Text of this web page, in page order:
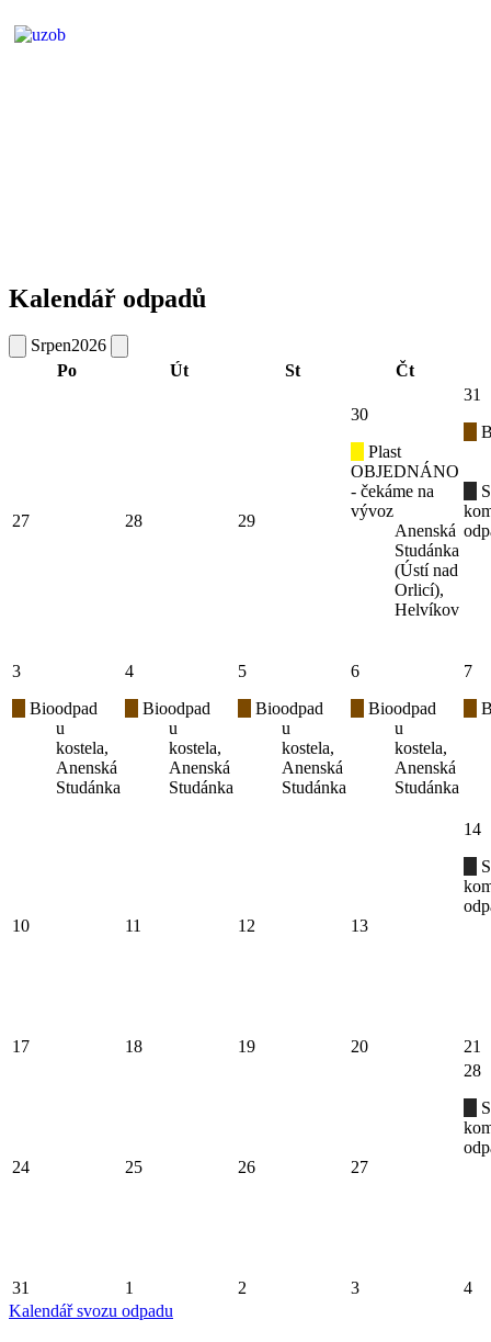
Kalendář odpadů
Srpen2026
Po
Út St Čt
27 28 29
30
Plast
OBJEDNÁNO
- čekáme na
vývoz
Anenská
Studánka
(Ústí nad
Orlicí),
Helvíkov
31
3
Bioodpad
u
kostela,
Anenská
Studánka
4
Bioodpad
u
kostela,
Anenská
Studánka
5
Bioodpad
u
kostela,
Anenská
Studánka
6
Bioodpad
u
kostela,
Anenská
Studánka
7
10 11 12 13
14
17 18 19 20 21
24 25 26 27
28
31 1 2 3
4
Kalendář svozu odpadu